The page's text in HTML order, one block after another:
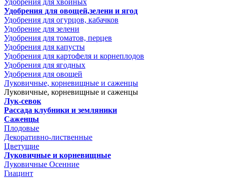
Удобрения для хвойных
Удобрения для овощей,зелени и ягод
Удобрения для огурцов, кабачков
Удобрение для зелени
Удобрения для томатов, перцев
Удобрения для капусты
Удобрения для картофеля и корнеплодов
Удобрения для ягодных
Удобрения для овощей
Луковичные, корневищные и саженцы
Луковичные, корневищные и саженцы
Лук-севок
Рассада клубники и земляники
Саженцы
Плодовые
Декоративно-лиственные
Цветущие
Луковичные и корневищные
Луковичные Осенние
Гиацинт